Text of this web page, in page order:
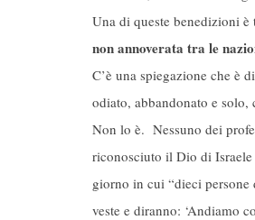
Una di queste benedizioni
non annoverata tra le
C’è una spiegazione che è
odiato, abbandonato e
Non lo è. Nessuno dei
riconosciuto il Dio di Israele
giorno in cui “dieci persone
veste e diranno: ‘Andiamo